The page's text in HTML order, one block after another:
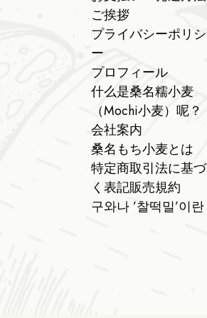
ご挨拶
プライバシーポリシ
ー
プロフィール
什么是桑名糯小麦
（Mochi小麦）呢？
会社案内
桑名もち小麦とは
特定商取引法に基づ
く表記販売規約
구와나 ’찰떡밀’이란